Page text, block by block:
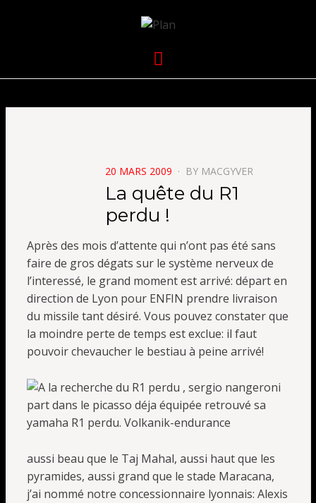
VOLKANIK-
ENDURANCE
POSTED
ON
20 MARS 2009 BY MACGYVER
La quête du R1
perdu !
Après des mois d’attente qui n’ont pas été sans
faire de gros dégats sur le système nerveux de
l’interessé, le grand moment est arrivé: départ en
direction de Lyon pour ENFIN prendre livraison
du missile tant désiré. Vous pouvez constater que
la moindre perte de temps est exclue: il faut
pouvoir chevaucher le bestiau à peine arrivé!
aussi beau que le Taj Mahal, aussi haut que les
pyramides, aussi grand que le stade Maracana,
j’ai nommé notre concessionnaire lyonnais: Alexis